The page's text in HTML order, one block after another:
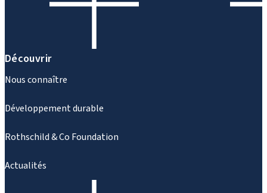
Découvrir
Nous connaître
Développement durable
Rothschild & Co Foundation
Actualités